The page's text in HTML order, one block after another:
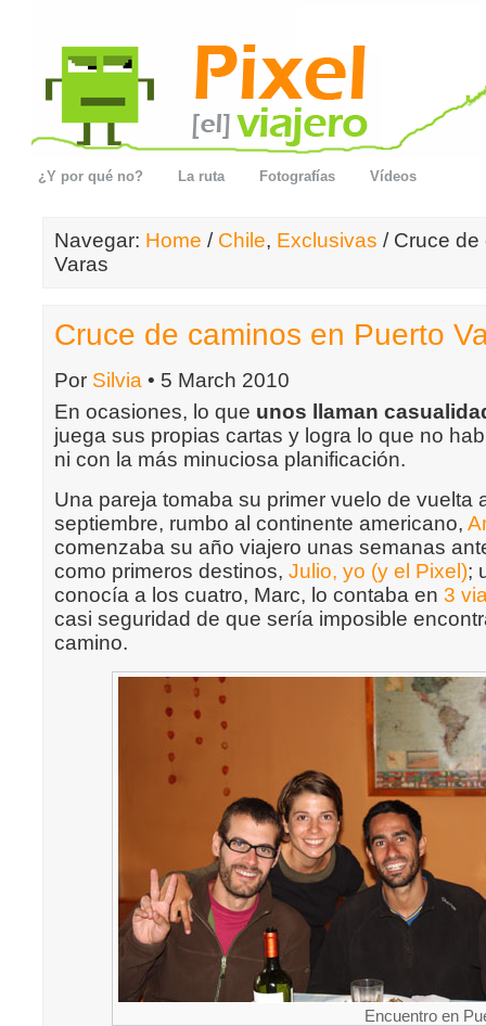
¿Y por qué no? La ruta Fotografías Vídeos
Navegar: Home / Chile, Exclusivas / Cruce de
Varas
Cruce de caminos en Puerto
Por Silvia • 5 March 2010
En ocasiones, lo que unos llaman
juega sus propias cartas y logra lo que no
ni con la más minuciosa planificación.
Una pareja tomaba su primer vuelo de vuelta
septiembre, rumbo al continente americano,
comenzaba su año viajero unas semanas
como primeros destinos, Julio, yo (y el Pixel);
conocía a los cuatro, Marc, lo contaba en 3
casi seguridad de que sería imposible
camino.
Encuentro en